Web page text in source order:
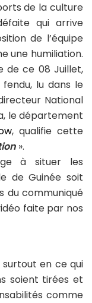
de la culture
qui arrive
de l’équipe
une humiliation.
de ce 08 Juillet,
lu dans le
National
le département
, qualifie cette
».
à situer les
de Guinée soit
du communiqué
faite par nos
surtout en ce qui
soient tirées et
comme